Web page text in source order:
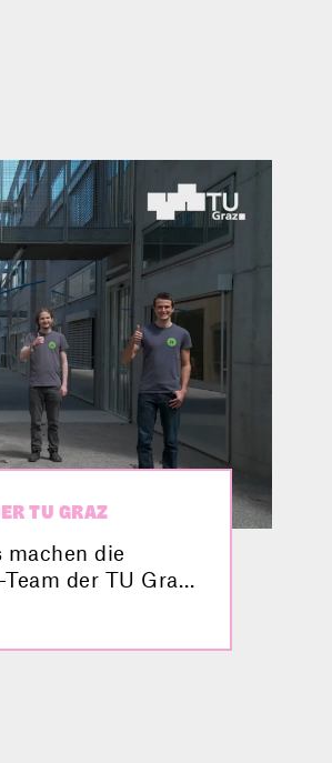
TU GRAZ
machen die
der TU Graz